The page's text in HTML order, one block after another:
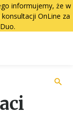
informujemy, że w
OnLine za
search